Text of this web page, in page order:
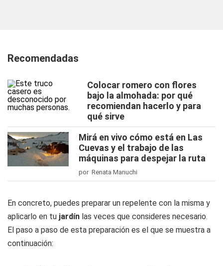
Recomendadas
Colocar romero con flores
bajo la almohada: por qué
recomiendan hacerlo y para
qué sirve
Mirá en vivo cómo está en Las
Cuevas y el trabajo de las
máquinas para despejar la ruta
por Renata Manuchi
En concreto, puedes preparar un repelente con la misma y
aplicarlo en tu jardín las veces que consideres necesario.
El paso a paso de esta preparación es el que se muestra a
continuación: